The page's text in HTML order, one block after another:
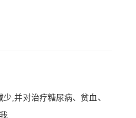
,并对治疗糖尿病、贫血、